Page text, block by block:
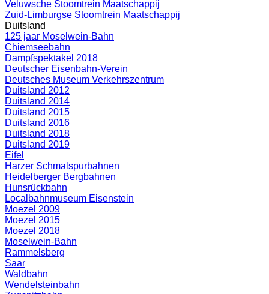
Veluwsche Stoomtrein Maatschappij
Zuid-Limburgse Stoomtrein Maatschappij
Duitsland
125 jaar Moselwein-Bahn
Chiemseebahn
Dampfspektakel 2018
Deutscher Eisenbahn-Verein
Deutsches Museum Verkehrszentrum
Duitsland 2012
Duitsland 2014
Duitsland 2015
Duitsland 2016
Duitsland 2018
Duitsland 2019
Eifel
Harzer Schmalspurbahnen
Heidelberger Bergbahnen
Hunsrückbahn
Localbahnmuseum Eisenstein
Moezel 2009
Moezel 2015
Moezel 2018
Moselwein-Bahn
Rammelsberg
Saar
Waldbahn
Wendelsteinbahn